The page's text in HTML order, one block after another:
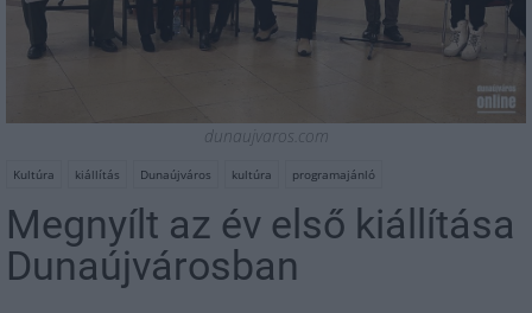
dunaujvaros.com
Kultúra kiállítás Dunaújváros kultúra programajánló
Megnyílt az év első kiállítása
Dunaújvárosban